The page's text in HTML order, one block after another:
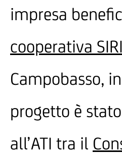
impresa
cooperativa
Campobasso,
progetto è
all’ATI tra il